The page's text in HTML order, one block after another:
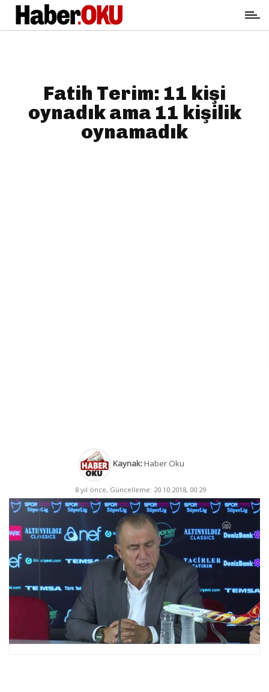
Fatih Terim: 11 kişi
oynadık ama 11 kişilik
oynamadık
Kaynak:Haber Oku
8 yıl önce, Güncelleme: 20.10.2018, 00:29